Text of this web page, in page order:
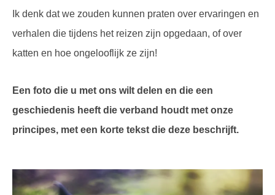
Ik denk dat we zouden kunnen praten over ervaringen en
verhalen die tijdens het reizen zijn opgedaan, of over
katten en hoe ongelooflijk ze zijn!
Een foto die u met ons wilt delen en die een
geschiedenis heeft die verband houdt met onze
principes, met een korte tekst die deze beschrijft.